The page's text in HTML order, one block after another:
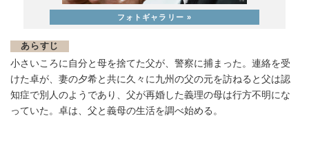
あらすじ
小さいころに自分と母を捨てた父が、警察に捕まった。連絡を受
けた卓が、妻の夕希と共に久々に九州の父の元を訪ねると父は認
知症で別人のようであり、父が再婚した義理の母は行方不明にな
っていた。卓は、父と義母の生活を調べ始める。